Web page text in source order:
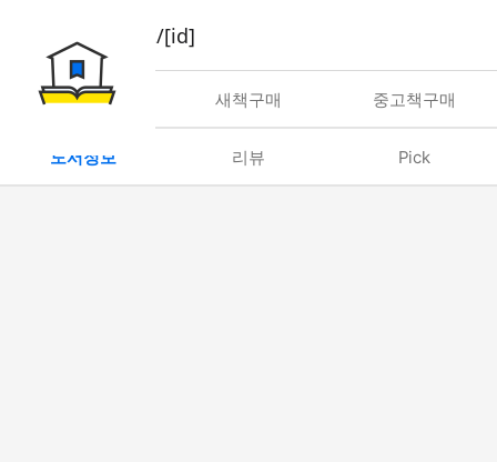
book/rent/[id]
대여 새책구매 중고책구매
도서정보 리뷰 Pick